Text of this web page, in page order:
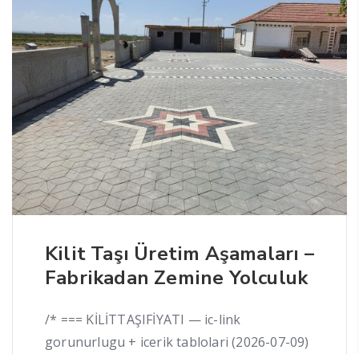
Kilit Taşı Üretim Aşamaları –
Fabrikadan Zemine Yolculuk
/* === KİLİTTAŞIFİYATI — ic-link
gorunurlugu + icerik tablolari (2026-07-09)